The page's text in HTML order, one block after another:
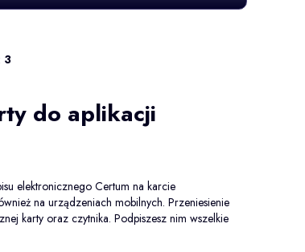
3
do aplikacji
elektronicznego Certum na karcie
na urządzeniach mobilnych. Przeniesienie
karty oraz czytnika. Podpiszesz nim wszelkie